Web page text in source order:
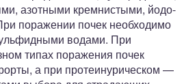
азотными кремнистыми, йодо-
поражении почек необходимо
водами. При
типах поражения почек
а при протеинурическом —